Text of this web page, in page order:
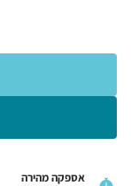
אספקה מהירה